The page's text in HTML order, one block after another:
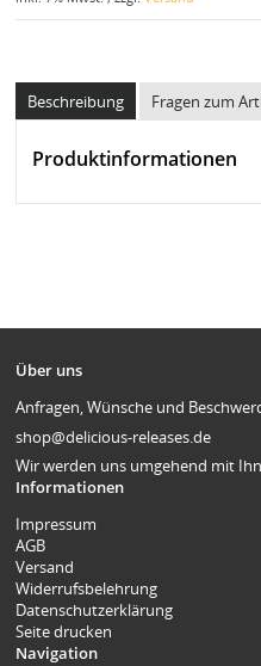
Beschreibung Fragen zum
Produktinformationen
Über uns
Anfragen, Wünsche und
shop@delicious-releases.de
Wir werden uns umgehend mit
Informationen
Impressum
AGB
Versand
Widerrufsbelehrung
Datenschutzerklärung
Seite drucken
Navigation